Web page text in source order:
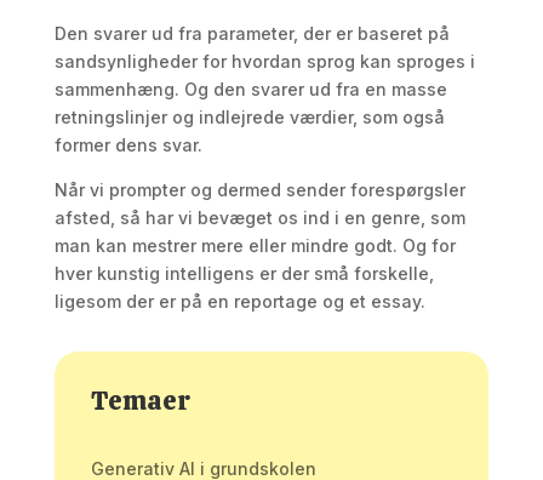
Den svarer ud fra parameter, der er baseret på
sandsynligheder for hvordan sprog kan sproges i
sammenhæng. Og den svarer ud fra en masse
retningslinjer og indlejrede værdier, som også
former dens svar.
Når vi prompter og dermed sender forespørgsler
afsted, så har vi bevæget os ind i en genre, som
man kan mestrer mere eller mindre godt. Og for
hver kunstig intelligens er der små forskelle,
ligesom der er på en reportage og et essay.
Temaer
Generativ AI i grundskolen